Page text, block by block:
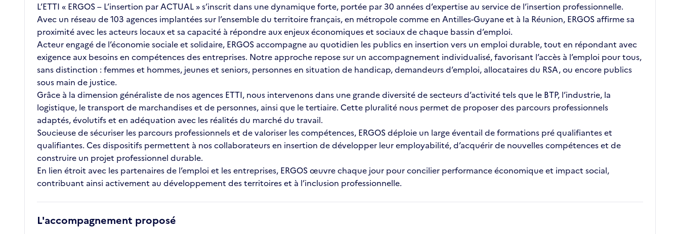
L’ETTI « ERGOS – L’insertion par ACTUAL » s’inscrit dans une dynamique forte, portée par 30 années d’expertise au service de l’insertion professionnelle.
Avec un réseau de 103 agences implantées sur l’ensemble du territoire français, en métropole comme en Antilles-Guyane et à la Réunion, ERGOS affirme sa
proximité avec les acteurs locaux et sa capacité à répondre aux enjeux économiques et sociaux de chaque bassin d’emploi.
Acteur engagé de l’économie sociale et solidaire, ERGOS accompagne au quotidien les publics en insertion vers un emploi durable, tout en répondant avec
exigence aux besoins en compétences des entreprises. Notre approche repose sur un accompagnement individualisé, favorisant l’accès à l’emploi pour tous,
sans distinction : femmes et hommes, jeunes et seniors, personnes en situation de handicap, demandeurs d’emploi, allocataires du RSA, ou encore publics
sous main de justice.
Grâce à la dimension généraliste de nos agences ETTI, nous intervenons dans une grande diversité de secteurs d’activité tels que le BTP, l’industrie, la
logistique, le transport de marchandises et de personnes, ainsi que le tertiaire. Cette pluralité nous permet de proposer des parcours professionnels
adaptés, évolutifs et en adéquation avec les réalités du marché du travail.
Soucieuse de sécuriser les parcours professionnels et de valoriser les compétences, ERGOS déploie un large éventail de formations pré qualifiantes et
qualifiantes. Ces dispositifs permettent à nos collaborateurs en insertion de développer leur employabilité, d’acquérir de nouvelles compétences et de
construire un projet professionnel durable.
En lien étroit avec les partenaires de l’emploi et les entreprises, ERGOS œuvre chaque jour pour concilier performance économique et impact social,
contribuant ainsi activement au développement des territoires et à l’inclusion professionnelle.
L'accompagnement proposé